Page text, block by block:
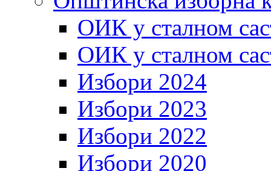
ОИК у сталном
ОИК у сталном
Избори 2024
Избори 2023
Избори 2022
Избори 2020